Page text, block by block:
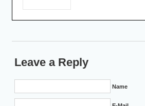
Leave a Reply
Name